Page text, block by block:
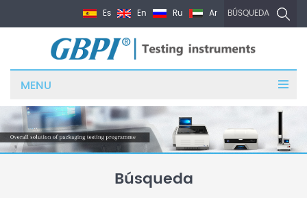
BÚSQUEDA
Es En Ru Ar
MENU
Búsqueda